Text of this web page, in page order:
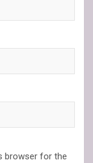
browser for the